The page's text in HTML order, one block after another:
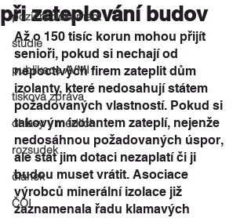
poziční dokument
studie
publikace AVMI
tisková zpráva
ohlasy v médiích
rozsudek
článek
ČOI
při zateplování budov
Až o 150 tisíc korun mohou přijít
senioři, pokud si nechají od
nepoctivých firem zateplit dům
izolanty, které nedosahují státem
požadovaných vlastností. Pokud si
takovým izolantem zateplí, nejenže
nedosáhnou požadovaných úspor,
ale stát jim dotaci nezaplatí či ji
budou muset vrátit. Asociace
výrobců minerální izolace již
zaznamenala řadu klamavých